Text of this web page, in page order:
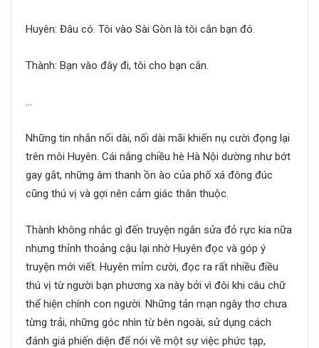
Huyên: Đâu có. Tôi vào Sài Gòn là tôi cắn bạn đó.
Thành: Bạn vào đây đi, tôi cho bạn cắn.
…
Những tin nhắn nối dài, nối dài mãi khiến nụ cười đọng lại
trên môi Huyên. Cái nắng chiều hè Hà Nội dường như bớt
gay gắt, những âm thanh ồn ào của phố xá đông đúc
cũng thú vị và gợi nên cảm giác thân thuộc.
Thành không nhắc gì đến truyện ngắn sửa đỏ rực kia nữa
nhưng thỉnh thoảng cậu lại nhờ Huyên đọc và góp ý
truyện mới viết. Huyên mỉm cười, đọc ra rất nhiều điều
thú vị từ người bạn phương xa này bởi vì đôi khi câu chữ
thể hiện chính con người. Những tản mạn ngây thơ chưa
từng trải, những góc nhìn từ bên ngoài, sử dụng cách
đánh giá phiến diện để nói về một sự việc phức tạp,